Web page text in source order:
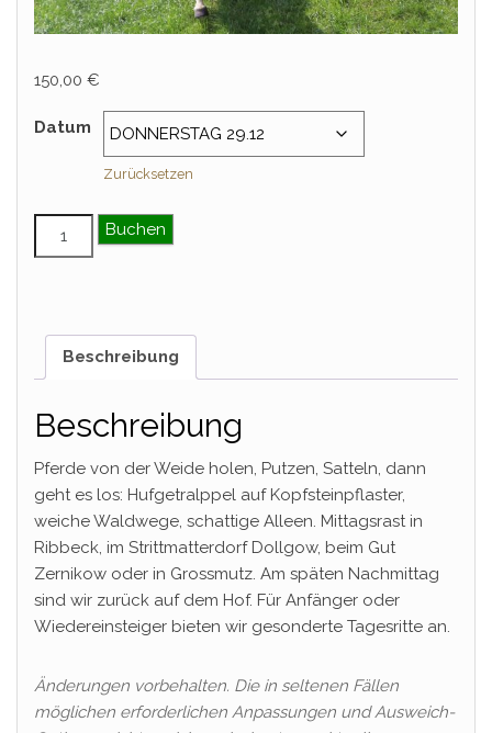
150,00 €
Datum
Zurücksetzen
Tagesritt im Rahmen eines Sternritts – Dezember
Buchen
Beschreibung
Beschreibung
Pferde von der Weide holen, Putzen, Satteln, dann
geht es los: Hufgetralppel auf Kopfsteinpflaster,
weiche Waldwege, schattige Alleen. Mittagsrast in
Ribbeck, im Strittmatterdorf Dollgow, beim Gut
Zernikow oder in Grossmutz. Am späten Nachmittag
sind wir zurück auf dem Hof. Für Anfänger oder
Wiedereinsteiger bieten wir gesonderte Tagesritte an.
Änderungen vorbehalten. Die in seltenen Fällen
möglichen erforderlichen Anpassungen und Ausweich-